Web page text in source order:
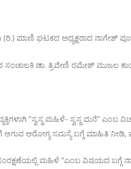
ಮಾಣಿ ಘಟಕದ ಅಧ್ಯಕ್ಷರಾದ ನಾಗೇಶ್
ಸಂಚಾಲಕಿ ಡಾ. ತ್ರಿವೇಣಿ ರಮೇಶ್ ಮುಜಲ
“ಸ್ವಸ್ಥ ಮಹಿಳೆ- ಸ್ವಸ್ಥ ಮನೆ” ಎಂಬ
ಅರೋಗ್ಯ ಸಮಸ್ಯೆ ಬಗ್ಗೆ ಮಾಹಿತಿ ನೀಡಿ,
ಮಹಿಳೆ “ಎಂಬ ವಿಷಯದ ಬಗ್ಗೆ